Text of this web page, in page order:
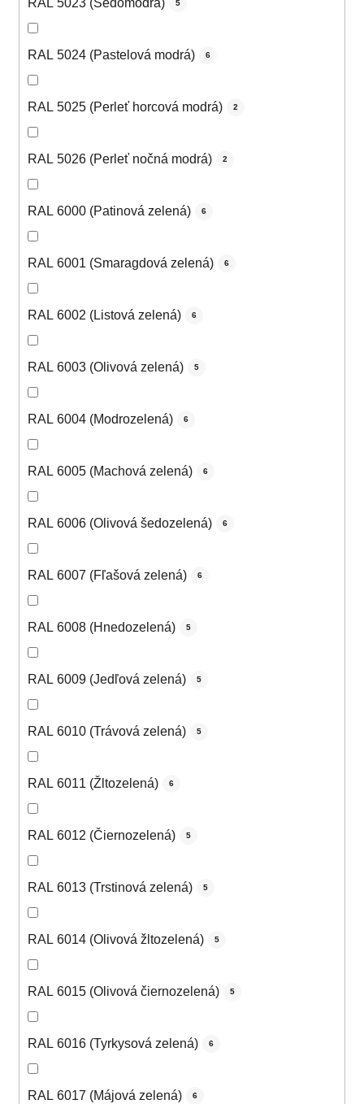
RAL 5023 (Šedomodrá) 5
RAL 5024 (Pastelová modrá) 6
RAL 5025 (Perleť horcová modrá) 2
RAL 5026 (Perleť nočná modrá) 2
RAL 6000 (Patinová zelená) 6
RAL 6001 (Smaragdová zelená) 6
RAL 6002 (Listová zelená) 6
RAL 6003 (Olivová zelená) 5
RAL 6004 (Modrozelená) 6
RAL 6005 (Machová zelená) 6
RAL 6006 (Olivová šedozelená) 6
RAL 6007 (Fľašová zelená) 6
RAL 6008 (Hnedozelená) 5
RAL 6009 (Jedľová zelená) 5
RAL 6010 (Trávová zelená) 5
RAL 6011 (Žltozelená) 6
RAL 6012 (Čiernozelená) 5
RAL 6013 (Trstinová zelená) 5
RAL 6014 (Olivová žltozelená) 5
RAL 6015 (Olivová čiernozelená) 5
RAL 6016 (Tyrkysová zelená) 6
RAL 6017 (Májová zelená) 6